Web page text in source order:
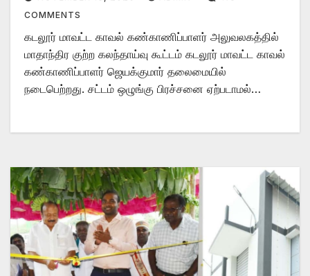
COMMENTS
கடலூர் மாவட்ட காவல் கண்காணிப்பாளர் அலுவலகத்தில்
மாதாந்திர குற்ற கலந்தாய்வு கூட்டம் கடலூர் மாவட்ட காவல்
கண்காணிப்பாளர் ஜெயக்குமார் தலைமையில்
நடைபெற்றது. சட்டம் ஒழுங்கு பிரச்சனை ஏற்படாமல்…